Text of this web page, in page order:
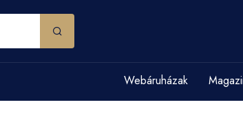
Webáruházak